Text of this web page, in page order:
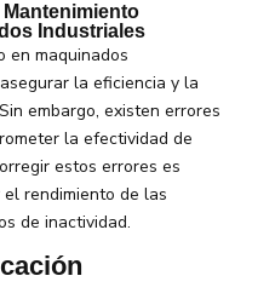
Industriales
en maquinados
la eficiencia y la
embargo, existen errores
la efectividad de
estos errores es
rendimiento de las
de inactividad.